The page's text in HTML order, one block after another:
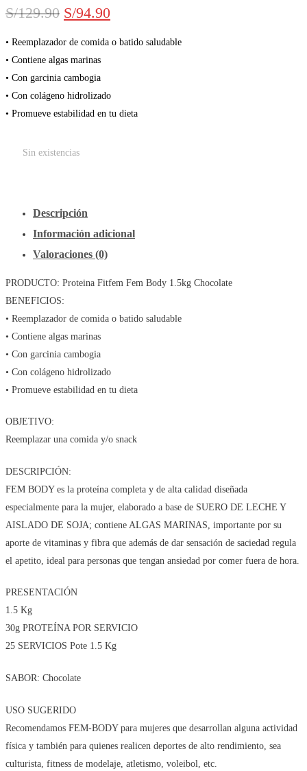
S/129.90 El
precio
original
era:
S/94.90El
precio
es:
• Reemplazador de comida o batido saludable
• Contiene algas marinas
• Con garcinia cambogia
• Con colágeno hidrolizado
• Promueve estabilidad en tu dieta
Sin existencias
Descripción
Información adicional
Valoraciones (0)
PRODUCTO: Proteina Fitfem Fem Body 1.5kg Chocolate
BENEFICIOS:
• Reemplazador de comida o batido saludable
• Contiene algas marinas
• Con garcinia cambogia
• Con colágeno hidrolizado
• Promueve estabilidad en tu dieta
OBJETIVO:
Reemplazar una comida y/o snack
DESCRIPCIÓN:
FEM BODY es la proteína completa y de alta calidad diseñada
especialmente para la mujer, elaborado a base de SUERO DE LECHE Y
AISLADO DE SOJA; contiene ALGAS MARINAS, importante por su
aporte de vitaminas y fibra que además de dar sensación de saciedad regula
el apetito, ideal para personas que tengan ansiedad por comer fuera de hora.
PRESENTACIÓN
1.5 Kg
30g PROTEÍNA POR SERVICIO
25 SERVICIOS Pote 1.5 Kg
SABOR: Chocolate
USO SUGERIDO
Recomendamos FEM-BODY para mujeres que desarrollan alguna actividad
física y también para quienes realicen deportes de alto rendimiento, sea
culturista, fitness de modelaje, atletismo, voleibol, etc.